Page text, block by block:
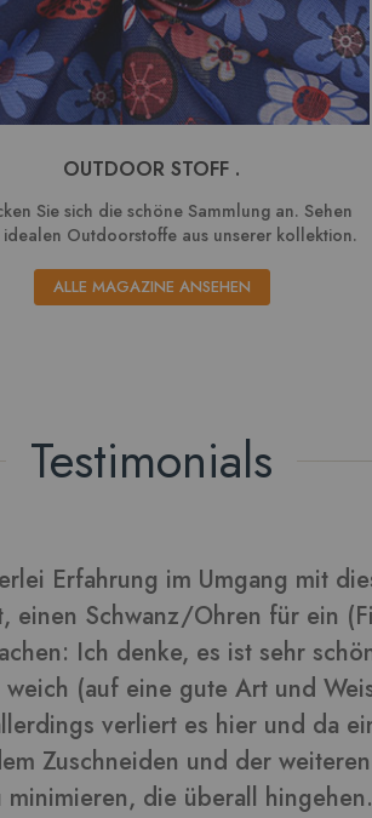
OUTDOOR STOFF .
Sie sich die schöne Sammlung an. Sehen
idealen Outdoorstoffe aus unserer kollektion.
ALLE MAGAZINE ANSEHEN
Testimonials
gut und die Blätter daraus
Rezension